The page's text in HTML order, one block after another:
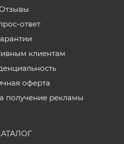
Отзывы
ответ
клиентам
оферта
получение рекламы